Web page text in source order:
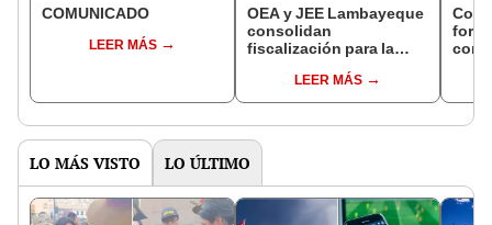
COMUNICADO
LEER MÁS
OEA y JEE Lambayeque
consolidan
fiscalización para la
electoral este domingo
7 de junio
LEER MÁS
con
Jaén
LO MÁS VISTO LO ÚLTIMO